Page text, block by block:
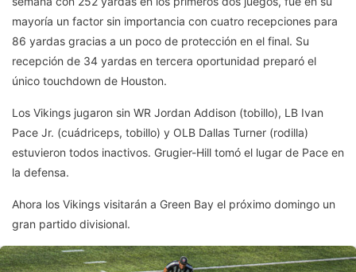
mayoría un factor sin importancia con cuatro recepciones para
86 yardas gracias a un poco de protección en el final. Su
recepción de 34 yardas en tercera oportunidad preparó el
único touchdown de Houston.
Los Vikings jugaron sin WR Jordan Addison (tobillo), LB Ivan
Pace Jr. (cuádriceps, tobillo) y OLB Dallas Turner (rodilla)
estuvieron todos inactivos. Grugier-Hill tomó el lugar de Pace en
la defensa.
Ahora los Vikings visitarán a Green Bay el próximo domingo un
gran partido divisional.